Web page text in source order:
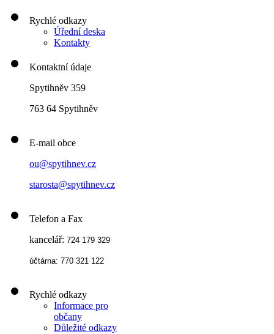
Rychlé odkazy
Úřední deska
Kontakty
Kontaktní údaje
Spytihněv 359
763 64 Spytihněv
E-mail obce
ou@spytihnev.cz
starosta@spytihnev.cz
Telefon a Fax
kancelář: 724 179 329
účtárna: 770 321 122
Rychlé odkazy
Informace pro
občany
Důležité odkazy